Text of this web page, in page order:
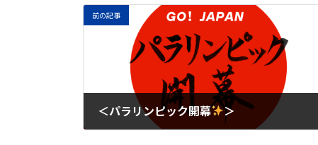
前の記事
＜パラリンピック開幕 ＞